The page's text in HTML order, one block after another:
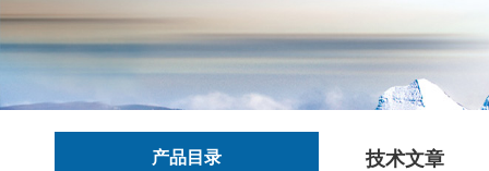
产品目录 技术文章